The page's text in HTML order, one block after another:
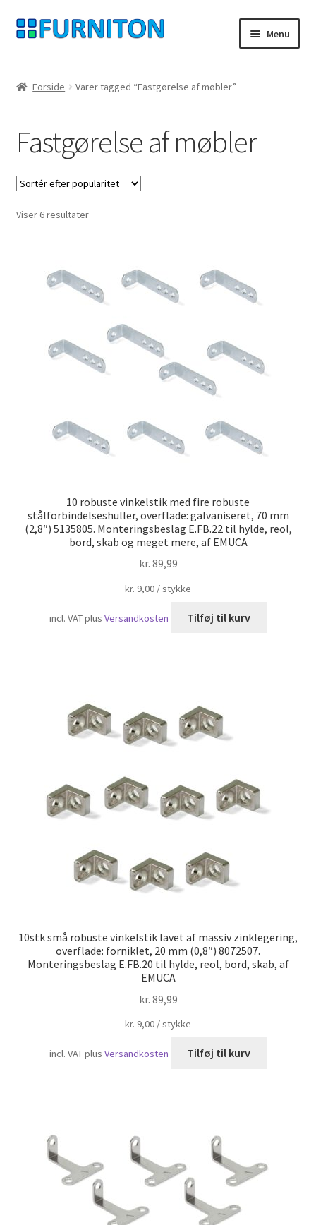
Spring
til
Spring
til
Menu
privatliv
fortrydelsesret
Kontakt
Betingelser
Forside Varer tagged “Fastgørelse af møbler”
Fastgørelse af møbler
Viser 6 resultaterSorteret
10 robuste vinkelstik med fire robuste
stålforbindelseshuller, overflade: galvaniseret, 70 mm
(2,8″) 5135805. Monteringsbeslag E.FB.22 til hylde, reol,
bord, skab og meget mere, af EMUCA
kr. 89,99
kr. 9,00 /stykke
incl. VATplusVersandkosten Tilføj til kurv
10stk små robuste vinkelstik lavet af massiv zinklegering,
overflade: forniklet, 20 mm (0,8″) 8072507.
Monteringsbeslag E.FB.20 til hylde, reol, bord, skab, af
EMUCA
kr. 89,99
kr. 9,00 /stykke
incl. VATplusVersandkosten Tilføj til kurv